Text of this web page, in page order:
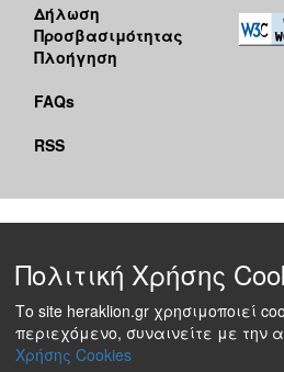
Δήλωση
Προσβασιμότητας
Πλοήγηση
FAQs
RSS
Πολιτική Χρήσης
Το site heraklion.gr χρησιμοποιεί
περιεχόμενο, συναινείτε με την
Χρήσης Cookies